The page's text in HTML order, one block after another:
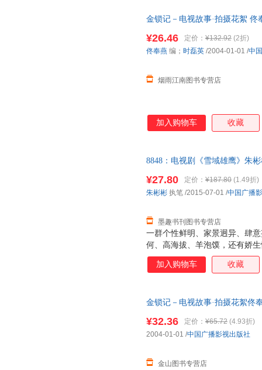
的“街头小魔王”吴潇潇等人物
金锁记－电视故事·拍摄花絮
¥26.46 定价： ¥132.92 (2折)
烟雨江南图书专营店
佟奉燕 编； 时磊英 /2004-01-01 /中
加入购物车 收藏
8848：电视剧《雪域雄鹰》朱
一群个性鲜明、家景迥异、肆
何、高海拔、羊泡馍，还有娇
梦想和目的，从五湖四海出发
来到了生命的极限之地。 成为
凛冽的狂风暴雪中，一群稚嫩
滚烫的炼火中，他们徒手搏击
合到撕裂，归零与重塑，无坚
¥27.80 定价： ¥187.80 (1.49折)
墨趣书刊图书专营店
朱彬彬 执笔 /2015-07-01 /中国广播
加入购物车 收藏
金锁记－电视故事·拍摄花絮佟
¥32.36 定价： ¥65.72 (4.93折)
金山图书专营店
2004-01-01 /中国广播影视出版社